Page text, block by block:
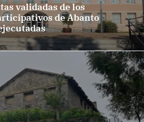
validadas de los
de Abanto